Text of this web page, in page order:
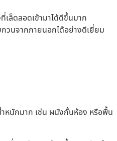
เล็ดลอดเข้ามาได้ดีขึ้นมาก
วนจากภายนอกได้อย่างดีเยี่ยม
ำหนักมาก เช่น ผนังกั้นห้อง หรือพื้น